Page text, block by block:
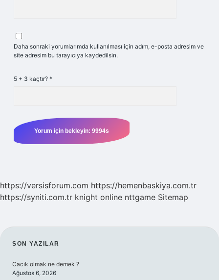
Daha sonraki yorumlarımda kullanılması için adım, e-posta adresim ve
site adresim bu tarayıcıya kaydedilsin.
5 + 3 kaçtır? *
https://versisforum.com https://hemenbaskiya.com.tr
https://syniti.com.tr knight online nttgame Sitemap
SIDEBAR
SON YAZILAR
Cacık olmak ne demek ?
Ağustos 6, 2026